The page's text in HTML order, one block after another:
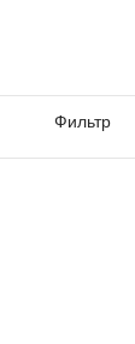
Фильтр